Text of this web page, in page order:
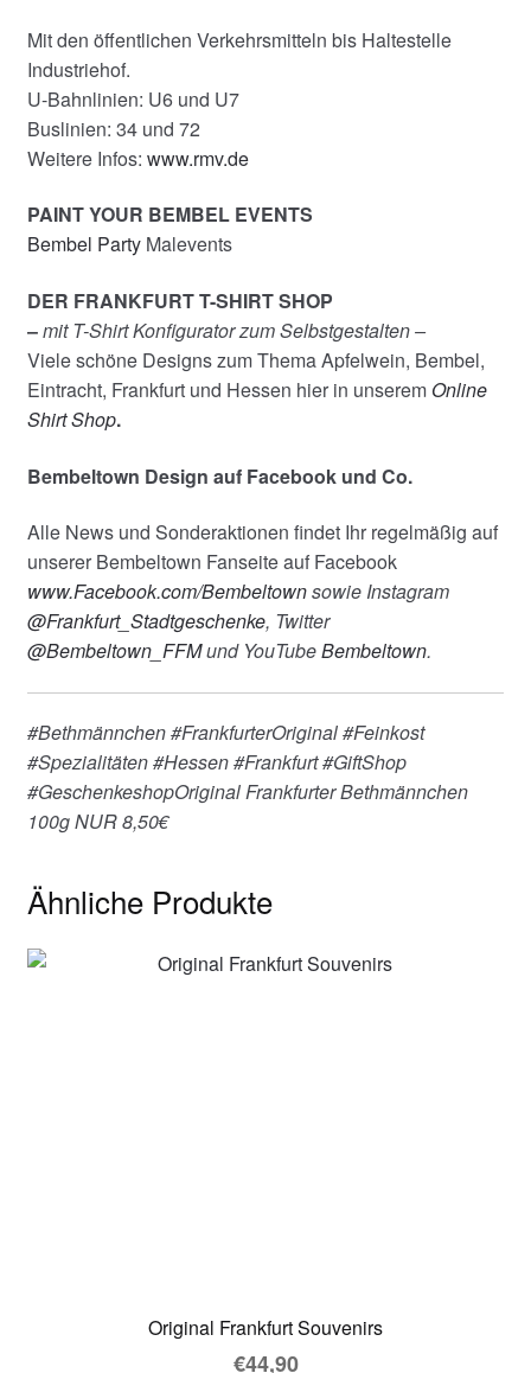
Mit den öffentlichen Verkehrsmitteln bis Haltestelle
Industriehof.
U-Bahnlinien: U6 und U7
Buslinien: 34 und 72
Weitere Infos: www.rmv.de
PAINT YOUR BEMBEL EVENTS
Bembel PartyMalevents
DER FRANKFURT T-SHIRT SHOP
–mit T-Shirt Konfigurator zum Selbstgestalten –
Viele schöne Designs zum Thema Apfelwein, Bembel,
Eintracht, Frankfurt und Hessen hier in unserem Online
Shirt Shop.
Bembeltown Design auf Facebook und Co.
Alle News und Sonderaktionen findet Ihr regelmäßig auf
unserer Bembeltown Fanseite auf Facebook
www.Facebook.com/Bembeltownsowie Instagram
@Frankfurt_Stadtgeschenke, Twitter
@Bembeltown_FFMund YouTubeBembeltown.
#Bethmännchen #FrankfurterOriginal #Feinkost
#Spezialitäten #Hessen #Frankfurt #GiftShop
#GeschenkeshopOriginal Frankfurter Bethmännchen
100g NUR 8,50€
Ähnliche Produkte
Original Frankfurt Souvenirs
€44,90